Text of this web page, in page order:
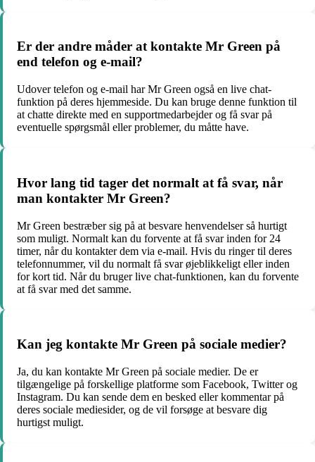
Er der andre måder at kontakte Mr Green på
end telefon og e-mail?
Udover telefon og e-mail har Mr Green også en live chat-
funktion på deres hjemmeside. Du kan bruge denne funktion til
at chatte direkte med en supportmedarbejder og få svar på
eventuelle spørgsmål eller problemer, du måtte have.
Hvor lang tid tager det normalt at få svar, når
man kontakter Mr Green?
Mr Green bestræber sig på at besvare henvendelser så hurtigt
som muligt. Normalt kan du forvente at få svar inden for 24
timer, når du kontakter dem via e-mail. Hvis du ringer til deres
telefonnummer, vil du normalt få svar øjeblikkeligt eller inden
for kort tid. Når du bruger live chat-funktionen, kan du forvente
at få svar med det samme.
Kan jeg kontakte Mr Green på sociale medier?
Ja, du kan kontakte Mr Green på sociale medier. De er
tilgængelige på forskellige platforme som Facebook, Twitter og
Instagram. Du kan sende dem en besked eller kommentar på
deres sociale mediesider, og de vil forsøge at besvare dig
hurtigst muligt.